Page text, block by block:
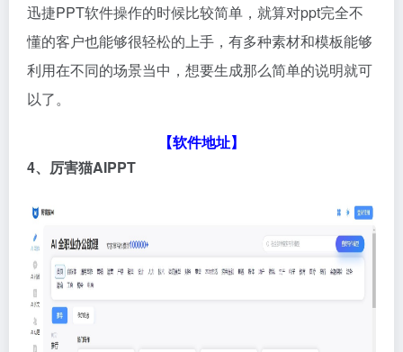
迅捷PPT软件操作的时候比较简单，就算对ppt完全不
懂的客户也能够很轻松的上手，有多种素材和模板能够
利用在不同的场景当中，想要生成那么简单的说明就可
以了。
【软件地址】
4、厉害猫AIPPT